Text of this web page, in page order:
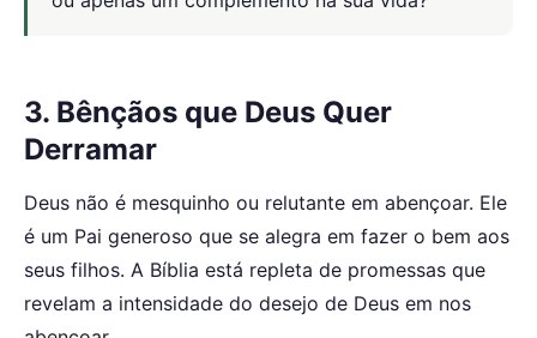
3. Bênçãos que Deus Quer
Derramar
Deus não é mesquinho ou relutante em abençoar. Ele
é um Pai generoso que se alegra em fazer o bem aos
seus filhos. A Bíblia está repleta de promessas que
revelam a intensidade do desejo de Deus em nos